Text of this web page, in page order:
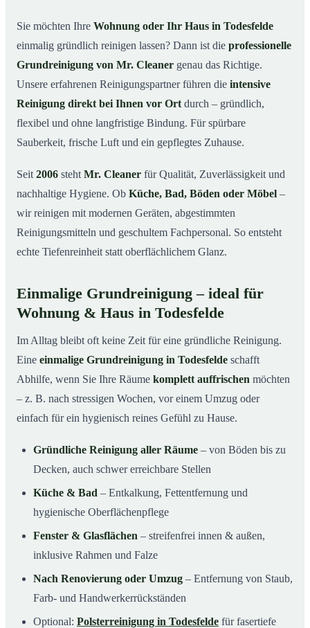
04 So läuft die Grundreinigung in Todesfelde ab
05 Wann ist eine Grundreinigung sinnvoll?
06Grundreinigung in Todesfelde & Umgebung
Jetzt kostenloses Angebot anfordern
Sie möchten Ihre Wohnung oder Ihr Haus in Todesfelde
einmalig gründlich reinigen lassen? Dann ist die professionelle
Grundreinigung von Mr. Cleaner genau das Richtige.
Unsere erfahrenen Reinigungspartner führen die intensive
Reinigung direkt bei Ihnen vor Ort durch – gründlich,
flexibel und ohne langfristige Bindung. Für spürbare
Sauberkeit, frische Luft und ein gepflegtes Zuhause.
Seit 2006 steht Mr. Cleaner für Qualität, Zuverlässigkeit und
nachhaltige Hygiene. Ob Küche, Bad, Böden oder Möbel –
wir reinigen mit modernen Geräten, abgestimmten
Reinigungsmitteln und geschultem Fachpersonal. So entsteht
echte Tiefenreinheit statt oberflächlichem Glanz.
Einmalige Grundreinigung – ideal für
Wohnung & Haus in Todesfelde
Im Alltag bleibt oft keine Zeit für eine gründliche Reinigung.
Eine einmalige Grundreinigung in Todesfelde schafft
Abhilfe, wenn Sie Ihre Räume komplett auffrischen möchten
– z. B. nach stressigen Wochen, vor einem Umzug oder
einfach für ein hygienisch reines Gefühl zu Hause.
Gründliche Reinigung aller Räume – von Böden bis zu
Decken, auch schwer erreichbare Stellen
Küche & Bad – Entkalkung, Fettentfernung und
hygienische Oberflächenpflege
Fenster & Glasflächen – streifenfrei innen & außen,
inklusive Rahmen und Falze
Nach Renovierung oder Umzug – Entfernung von Staub,
Farb- und Handwerkerrückständen
Optional: Polsterreinigung in Todesfelde für fasertiefe